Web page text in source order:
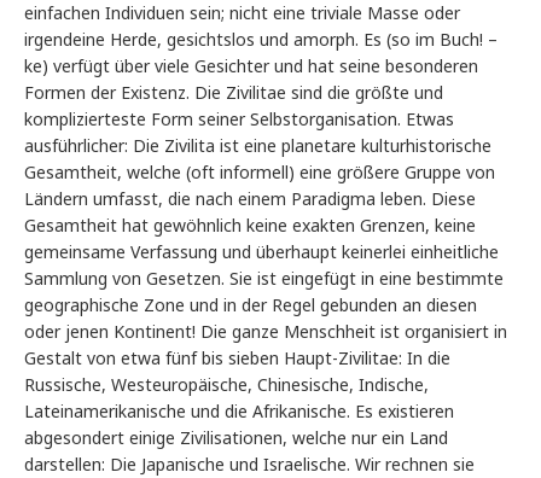
einfachen Individuen sein; nicht eine triviale Masse oder
irgendeine Herde, gesichtslos und amorph. Es (so im Buch! –
ke) verfügt über viele Gesichter und hat seine besonderen
Formen der Existenz. Die Zivilitae sind die größte und
komplizierteste Form seiner Selbstorganisation. Etwas
ausführlicher: Die Zivilita ist eine planetare kulturhistorische
Gesamtheit, welche (oft informell) eine größere Gruppe von
Ländern umfasst, die nach einem Paradigma leben. Diese
Gesamtheit hat gewöhnlich keine exakten Grenzen, keine
gemeinsame Verfassung und überhaupt keinerlei einheitliche
Sammlung von Gesetzen. Sie ist eingefügt in eine bestimmte
geographische Zone und in der Regel gebunden an diesen
oder jenen Kontinent! Die ganze Menschheit ist organisiert in
Gestalt von etwa fünf bis sieben Haupt-Zivilitae: In die
Russische, Westeuropäische, Chinesische, Indische,
Lateinamerikanische und die Afrikanische. Es existieren
abgesondert einige Zivilisationen, welche nur ein Land
darstellen: Die Japanische und Israelische. Wir rechnen sie